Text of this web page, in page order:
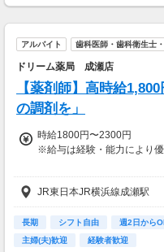
■昇給：年1回
【収入例】
■30歳経験者：450～470万円
【交通費】
アルバイト 歯科医師・歯科衛生士
ドリーム薬局 成瀬店
【薬剤師】高時給
の調剤を」
時給1800円〜2300円
※給与は経験・能力により
【交通費】
全額支給
JR東日本JR横浜線成瀬駅
長期 シフト自由 週2日から
主婦(夫)歓迎
経験者歓迎